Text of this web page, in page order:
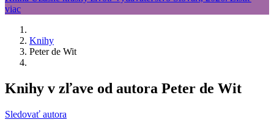
Knihy
Peter de Wit
Knihy v zľave od autora Peter de Wit
Sledovať autora